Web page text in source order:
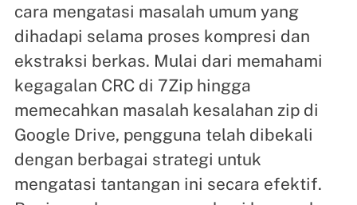
cara mengatasi masalah umum yang
dihadapi selama proses kompresi dan
ekstraksi berkas. Mulai dari memahami
kegagalan CRC di 7Zip hingga
memecahkan masalah kesalahan zip di
Google Drive, pengguna telah dibekali
dengan berbagai strategi untuk
mengatasi tantangan ini secara efektif.